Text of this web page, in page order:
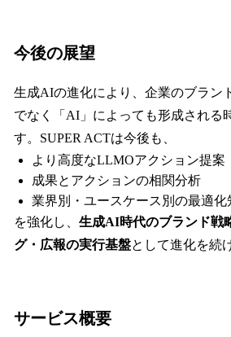
今後の展望
生成AIの進化により、企業のブラン
でなく「AI」によっても形成される
す。SUPER ACTは今後も、
より高度なLLMOアクション提案
成果とアクションの相関分析
業界別・ユースケース別の最適化
を強化し、 生成AI時代のブランド戦
グ・広報の実行基盤として進化を続
サービス概要